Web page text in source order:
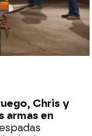
23:58
Chris y
armas en